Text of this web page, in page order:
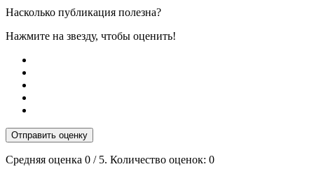
Насколько публикация полезна?
Нажмите на звезду, чтобы оценить!
Отправить оценку
Средняя оценка 0 / 5. Количество оценок: 0